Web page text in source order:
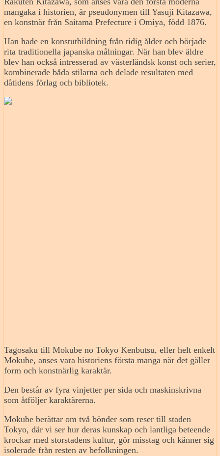
mangaka i historien, är pseudonymen till Yasuji Kitazawa,
en konstnär från Saitama Prefecture i Omiya, född 1876.
Han hade en konstutbildning från tidig ålder och började
rita traditionella japanska målningar. När han blev äldre
blev han också intresserad av västerländsk konst och serier,
kombinerade båda stilarna och delade resultaten med
dåtidens förlag och bibliotek.
Tagosaku till Mokube no Tokyo Kenbutsu, eller helt enkelt
Mokube, anses vara historiens första manga när det gäller
form och konstnärlig karaktär.
Den består av fyra vinjetter per sida och maskinskrivna
som åtföljer karaktärerna.
Mokube berättar om två bönder som reser till staden
Tokyo, där vi ser hur deras kunskap och lantliga beteende
krockar med storstadens kultur, gör misstag och känner sig
isolerade från resten av befolkningen.